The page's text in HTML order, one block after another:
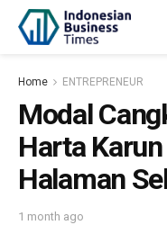
Home ENTREPRENEUR
Modal
Harta
Halaman
1 month ago